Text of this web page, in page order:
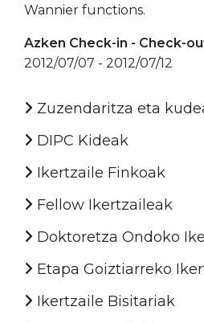
Wannier functions.
Azken Check-in - Check-
2012/07/07 - 2012/07/12
Zuzendaritza eta
DIPC Kideak
Ikertzaile Finkoak
Fellow Ikertzaileak
Doktoretza Ondoko
Etapa Goiztiarreko
Ikertzaile Bisitariak